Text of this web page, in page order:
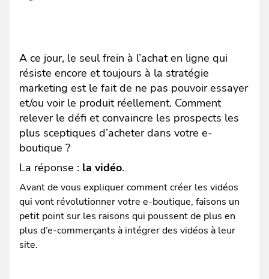
A ce jour, le seul frein à l’achat en ligne qui
résiste encore et toujours à la stratégie
marketing est le fait de ne pas pouvoir essayer
et/ou voir le produit réellement. Comment
relever le défi et convaincre les prospects les
plus sceptiques d’acheter dans votre e-
boutique ?
La réponse : la vidéo.
Avant de vous expliquer comment créer les vidéos
qui vont révolutionner votre e-boutique, faisons un
petit point sur les raisons qui poussent de plus en
plus d’e-commerçants à intégrer des vidéos à leur
site.